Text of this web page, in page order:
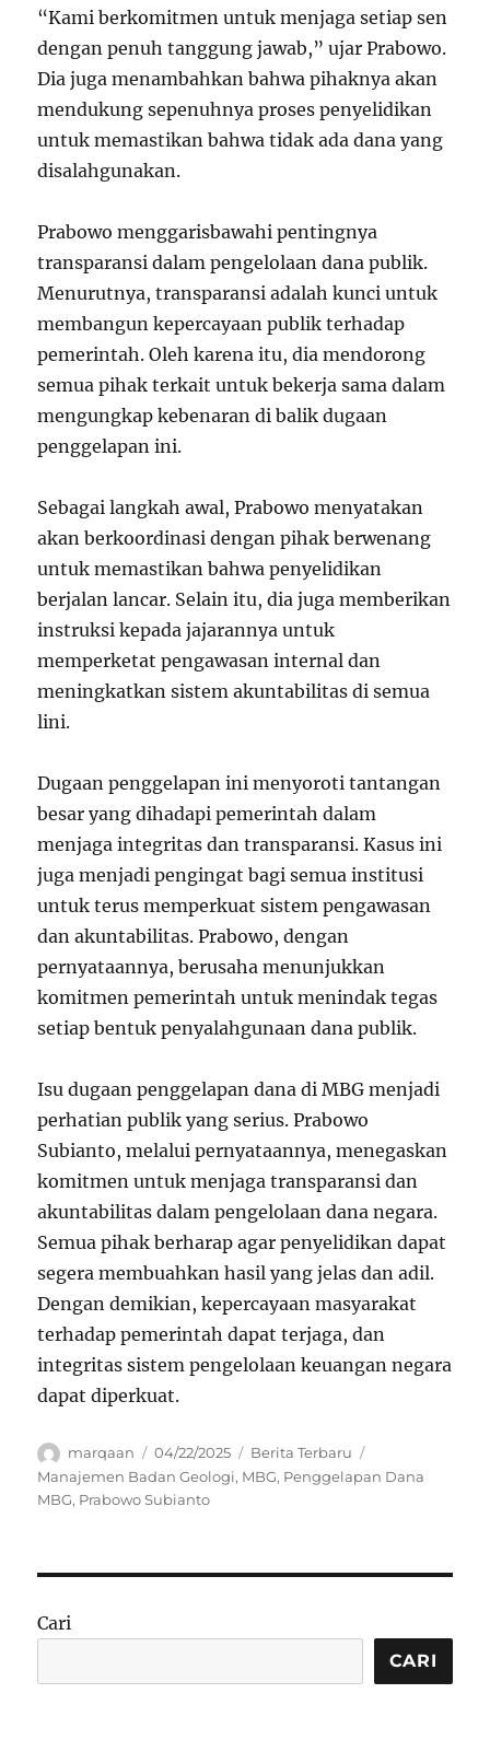
“Kami berkomitmen untuk menjaga setiap sen
dengan penuh tanggung jawab,” ujar Prabowo.
Dia juga menambahkan bahwa pihaknya akan
mendukung sepenuhnya proses penyelidikan
untuk memastikan bahwa tidak ada dana yang
disalahgunakan.
Prabowo menggarisbawahi pentingnya
transparansi dalam pengelolaan dana publik.
Menurutnya, transparansi adalah kunci untuk
membangun kepercayaan publik terhadap
pemerintah. Oleh karena itu, dia mendorong
semua pihak terkait untuk bekerja sama dalam
mengungkap kebenaran di balik dugaan
penggelapan ini.
Sebagai langkah awal, Prabowo menyatakan
akan berkoordinasi dengan pihak berwenang
untuk memastikan bahwa penyelidikan
berjalan lancar. Selain itu, dia juga memberikan
instruksi kepada jajarannya untuk
memperketat pengawasan internal dan
meningkatkan sistem akuntabilitas di semua
lini.
Dugaan penggelapan ini menyoroti tantangan
besar yang dihadapi pemerintah dalam
menjaga integritas dan transparansi. Kasus ini
juga menjadi pengingat bagi semua institusi
untuk terus memperkuat sistem pengawasan
dan akuntabilitas. Prabowo, dengan
pernyataannya, berusaha menunjukkan
komitmen pemerintah untuk menindak tegas
setiap bentuk penyalahgunaan dana publik.
Isu dugaan penggelapan dana di MBG menjadi
perhatian publik yang serius. Prabowo
Subianto, melalui pernyataannya, menegaskan
komitmen untuk menjaga transparansi dan
akuntabilitas dalam pengelolaan dana negara.
Semua pihak berharap agar penyelidikan dapat
segera membuahkan hasil yang jelas dan adil.
Dengan demikian, kepercayaan masyarakat
terhadap pemerintah dapat terjaga, dan
integritas sistem pengelolaan keuangan negara
dapat diperkuat.
Author
marqaan
Posted
on
04/22/2025 Categories
Berita Terbaru
Manajemen Badan Geologi, MBG, Penggelapan Dana
MBG, Prabowo Subianto
Cari
CARI